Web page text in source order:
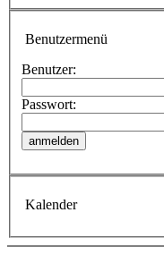
Benutzermenü
Benutzer:
Passwort:
Kalender